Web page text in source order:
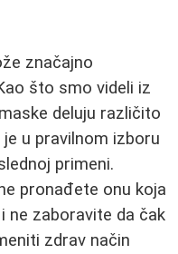
značajno
što smo videli iz
deluju različito
u pravilnom izboru
primeni.
pronađete onu koja
ne zaboravite da čak
zdrav način